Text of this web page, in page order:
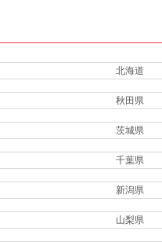
北海道
秋田県
茨城県
千葉県
新潟県
山梨県